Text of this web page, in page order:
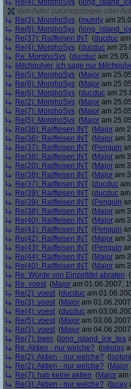
Re(4): MorphoSys (
Vom Autor zurückgezogen oder
Re(3): MorphoSys (muhrly am
Re(6): MorphoSys (
Re(37): Raiffeisen INT (ducduc
Re(4): MorphoSys (ducduc am
Re: MorphoSys (ducduc am
Milchpulver, ich sage nur
Re(5): MorphoSys (Major am
Re(6): MorphoSys (Major am
Re(6): MorphoSys (ducduc am
Re(2): MorphoSys (Major am
Re(7): MorphoSys (Major am
Re(5): MorphoSys (Major am
Re(36): Raiffeisen INT (Major am
Re(36): Raiffeisen INT (Major am
Re(37): Raiffeisen INT (Penguin
Re(38): Raiffeisen INT (Major am
Re(20): Raiffeisen INT (Major am
Re(38): Raiffeisen INT (Major am
Re(37): Raiffeisen INT (ducduc
Re(39): Raiffeisen INT (ducduc
Re(39): Raiffeisen INT (Penguin
Re(38): Raiffeisen INT (Major am
Re(40): Raiffeisen INT (Major am
Re(41): Raiffeisen INT (Penguin
Re(42): Raiffeisen INT (Major am
Re(43): Raiffeisen INT (Penguin
Re(44): Raiffeisen INT (Major am
Re(40): Raiffeisen INT (Major am
Re: Würde von Einzeltitel abraten (
Re: voest (Major am 01.06.2007,
Re(2): voest (ducduc am
Re(3): voest (Major am
Re(4): voest (ducduc am
Re(5): voest (Major am
Re(3): voest (Major am
Re(7): bwin ( long_island_ice_tea
Re: Aktien - nur welche? (nikolay
Re(2): Aktien - nur welche? (
Re(2): Aktien - nur welche? (Major
Re(7): hab keine aktien (Major am
Re(3): Aktien - nur welche? (tucay